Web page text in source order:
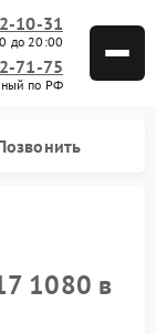
10-31
до 20:00
71-75
по РФ
1080 в